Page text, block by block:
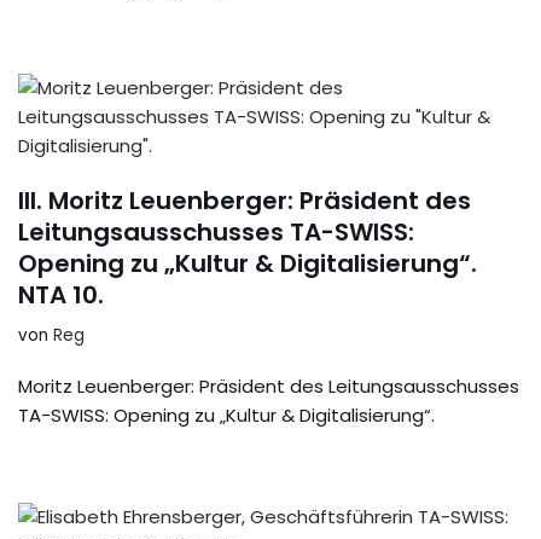
III. Moritz Leuenberger: Präsident des
Leitungsausschusses TA-SWISS:
Opening zu „Kultur & Digitalisierung“.
NTA 10.
von Reg
Moritz Leuenberger: Präsident des Leitungsausschusses
TA-SWISS: Opening zu „Kultur & Digitalisierung“.